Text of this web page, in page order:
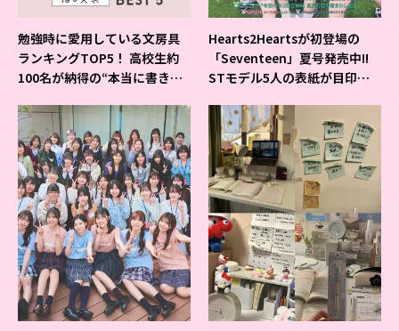
勉強時に愛用している文房具
ランキングTOP5！ 高校生約
100名が納得の“本当に書きや
Hearts2Heartsが初登場の
「Seventeen」夏号発売中!!
STモデル5人の表紙が目印だ